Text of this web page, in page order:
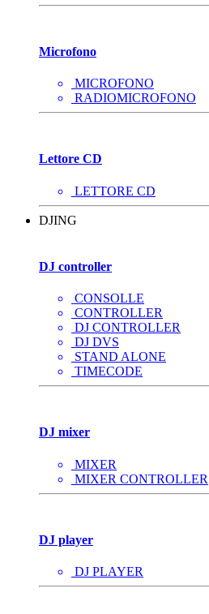
Microfono
MICROFONO
RADIOMICROFONO
Lettore CD
LETTORE CD
DJING
DJ controller
CONSOLLE
CONTROLLER
DJ CONTROLLER
DJ DVS
STAND ALONE
TIMECODE
DJ mixer
MIXER
MIXER CONTROLLER
DJ player
DJ PLAYER